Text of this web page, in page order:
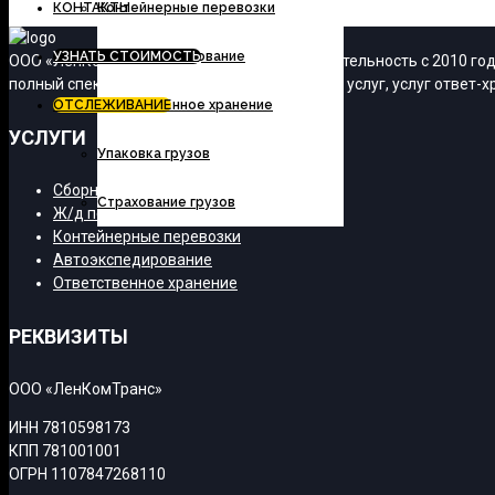
Контейнерные перевозки
Автоэкспедирование
Ответственное хранение
Упаковка грузов
Страхование грузов
КОНТАКТЫ
УЗНАТЬ СТОИМОСТЬ
ОТСЛЕЖИВАНИЕ
ООО «ЛенКомТранс» осуществляет свою деятельность с 2010
полный спектр транспортно-экспедиционных услуг, услуг ответ-
УСЛУГИ
Сборные грузы
Ж/д перевозки
Контейнерные перевозки
Автоэкспедирование
Ответственное хранение
РЕКВИЗИТЫ
ООО «ЛенКомТранс»
ИНН 7810598173
КПП 781001001
ОГРН 1107847268110